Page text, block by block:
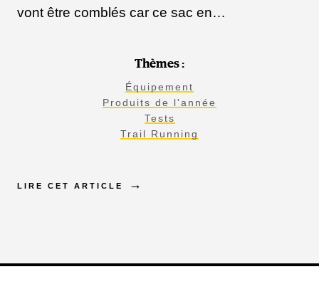
vont être comblés car ce sac en…
Thèmes :
Équipement
Produits de l'année
Tests
Trail Running
LIRE CET ARTICLE